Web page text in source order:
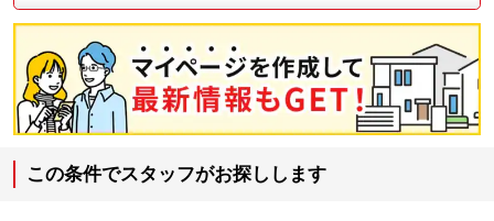
この条件でスタッフがお探しします